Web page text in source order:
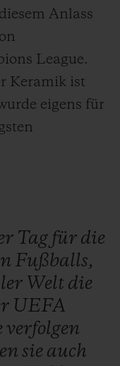
Anlass
League.
Keramik ist
eigens für
Tag für die
Fußballs,
Welt die
UEFA
verfolgen
sie auch